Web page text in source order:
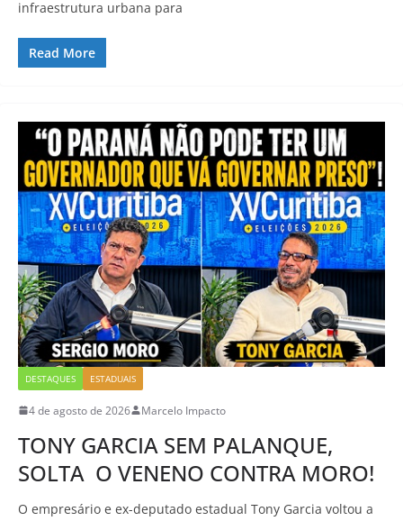
infraestrutura urbana para
Read More
DESTAQUES ESTADUAIS
4 de agosto de 2026 Marcelo Impacto
TONY GARCIA SEM PALANQUE,
SOLTA O VENENO CONTRA MORO!
O empresário e ex-deputado estadual Tony Garcia voltou a